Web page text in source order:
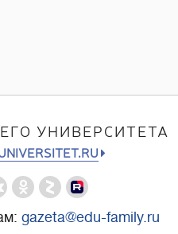
УНИВЕРСИТЕТА
gazeta@edu-family.ru